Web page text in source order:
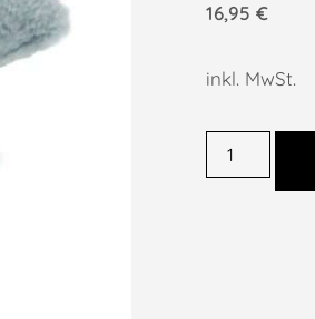
16,95 €
inkl. MwSt.